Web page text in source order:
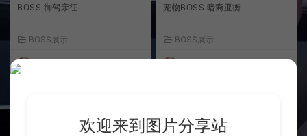
BOSS 御驾亲征
BOSS展示
宠物BOSS 暗裔亚衡
BOSS展示
15免费素材币
欢迎来到图片分享站